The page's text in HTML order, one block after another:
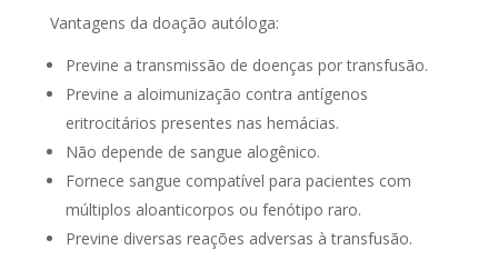
Vantagens da doação autóloga:
Previne a transmissão de doenças por transfusão.
Previne a aloimunização contra antígenos
eritrocitários presentes nas hemácias.
Não depende de sangue alogênico.
Fornece sangue compatível para pacientes com
múltiplos aloanticorpos ou fenótipo raro.
Previne diversas reações adversas à transfusão.